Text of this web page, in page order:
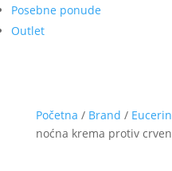
Posebne ponude
Outlet
Početna / Brand / Eucerin
noćna krema protiv